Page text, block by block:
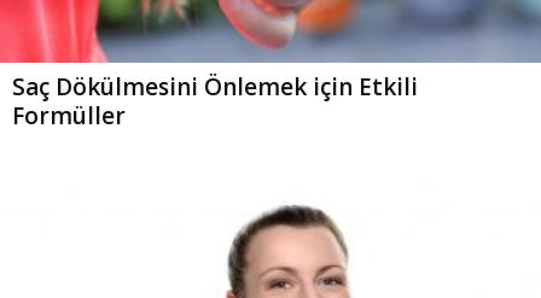
Saç Dökülmesini Önlemek için Etkili
Formüller